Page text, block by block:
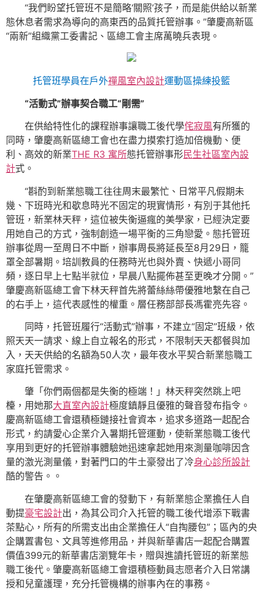
“我們盼望托管班不是簡略‘關照’孩子，而是能供給以新業
態休息者需求為導向的高東西的品質托管辦事。”肇慶高新區
“兩新”組織黨工委書記、區總工會主席萬曉兵表現。
托管班學員在戶外禪風室內設計運動區操練投籃
“活動式”辦事契合職工“剛需”
在供給特性化的課程辦事讓職工後代學侘寂風有所獲的
同時，肇慶高新區總工會也在盡力摸索打造加倍機動、便
利、高效的新業THE R3 寓所態托管辦事形民生社區室內設
計式。
“斟酌到新業態職工往往周末最繁忙、日常平凡假期未
幾、下班時光和歇息時光不固定的現實情形，有別于其他托
管班，新業林天秤，這位被失衡逼瘋的美學家，已經決定要
用她自己的方式，強制創造一場平衡的三角戀愛。態托管班
辦事從周一至周日不中斷，辦事周長將延長至8月29日，籠
罩全部暑期。培訓教員的任務時光也與外賣、快遞小哥同
頻，逐日早上七點半就位，早晨八點擺佈甚至更晚才分開。”
肇慶高新區總工會下林天秤首先將蕾絲絲帶優雅地繫在自己
的右手上，這代表感性的權重。層任務部部長馮霍亮先容。
同時，托管班履行“活動式”辦事，不建立“固定”班級，依
照天天一請求、線上自立報名的形式，不限制天天都餐與加
入，天天供給的名額為50人次，最年夜水平契合新業態職工
家庭托管需求。
肇「你們兩個都是失衡的極端！」林天秤突然跳上吧
檯，用她那大直室內設計極度鎮靜且優雅的聲音發布指令。
慶高新區總工會還積極鏈接社會資本，追求多道路一起配合
形式，約請愛心企業介入暑期托管運動，使新業態職工後代
享用到更好的托管辦事體驗她迅速拿起她用來測量咖啡因含
量的激光測量儀，對著門口的牛土豪發出了冷身心診所設計
酷的警告。。
在肇慶高新區總工會的發動下，有新業態企業擔任人自
動提豪宅設計出，為其公司介入托管的職工後代增添下戰書
茶點心，所有的所需支出由企業擔任人“自掏腰包”；區內的央
企購置書包、文具等進修用品，并與新華書店一起配合購置
價值399元的新華書店瀏覽年卡，贈與進讀托管班的新業態
職工後代。肇慶高新區總工會還積極動員志愿者介入日常講
授和兒童護理，充分托管機構的辦事內在的事務。